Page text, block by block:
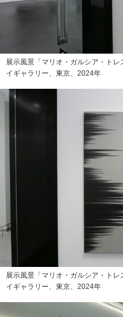
展示風景「マリオ・ガルシア・ト
イギャラリー、東京、2024年
展示風景「マリオ・ガルシア・ト
イギャラリー、東京、2024年